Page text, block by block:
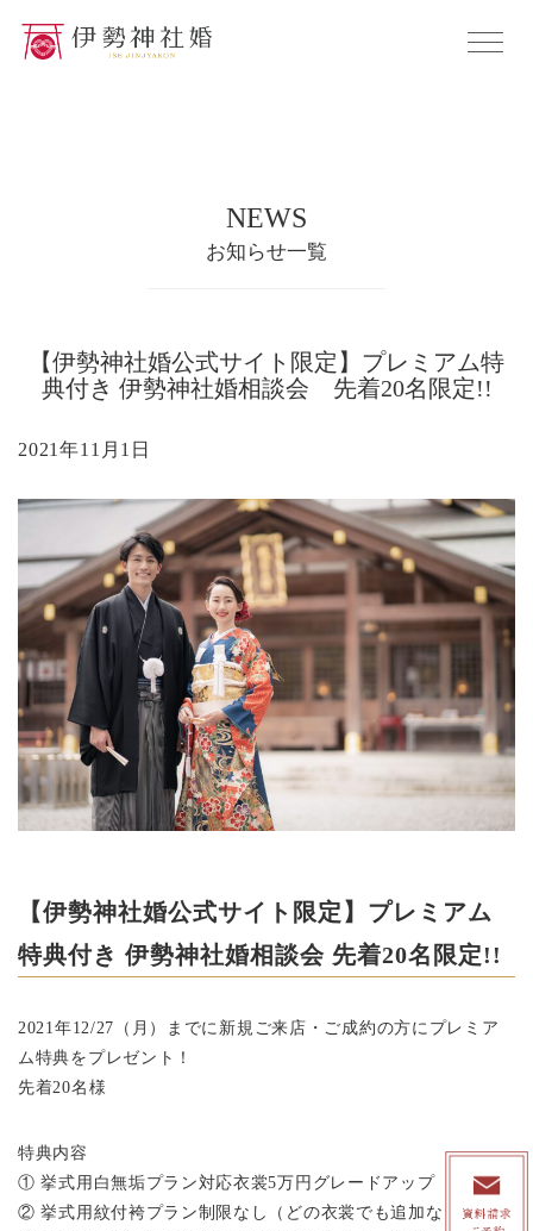
NEWS
お知らせ一覧
【伊勢神社婚公式サイト限定】プレミアム特
典付き 伊勢神社婚相談会 先着20名限定!!
2021年11月1日
【伊勢神社婚公式サイト限定】プレミアム
特典付き 伊勢神社婚相談会 先着20名限定!!
2021年12/27（月）までに新規ご来店・ご成約の方にプレミア
ム特典をプレゼント！
先着20名様
特典内容
① 挙式用白無垢プラン対応衣裳5万円グレードアップ
② 挙式用紋付袴プラン制限なし（どの衣裳でも追加なし！）